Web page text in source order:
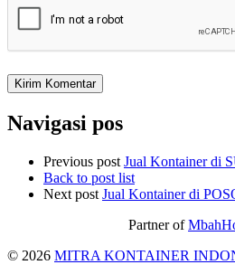
Navigasi pos
Previous post Jual Kontainer di
Back to post list
Next post Jual Kontainer di
Partner of
© 2026 MITRA KONTAINER